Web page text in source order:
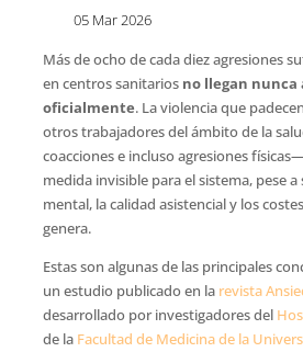
05 Mar 2026
Más de ocho de cada diez agresiones
en centros sanitarios no llegan nunca
oficialmente. La violencia que
otros trabajadores del ámbito de la
coacciones e incluso agresiones
medida invisible para el sistema, pese
mental, la calidad asistencial y los
genera.
Estas son algunas de las principales
un estudio publicado en la revista
desarrollado por investigadores del
de la Facultad de Medicina de la